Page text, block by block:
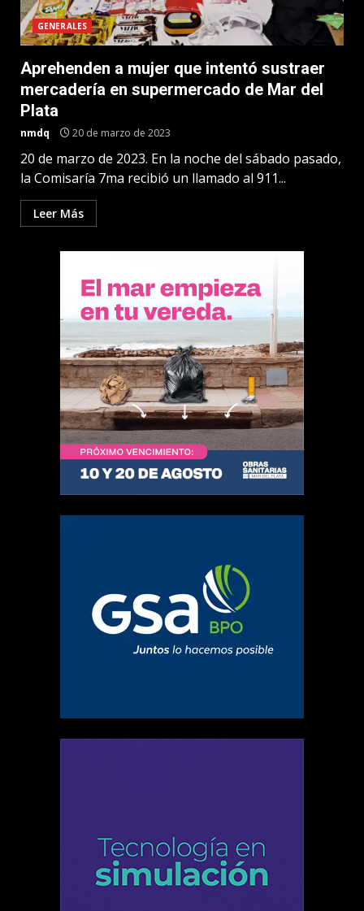
GENERALES
Aprehenden a mujer que intentó sustraer
mercadería en supermercado de Mar del
Plata
nmdq 20 de marzo de 2023
20 de marzo de 2023. En la noche del sábado pasado,
la Comisaría 7ma recibió un llamado al 911...
Leer Más